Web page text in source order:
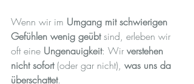
Wenn wir im Umgang mit schwierigen
Gefühlen wenig geübt sind, erleben wir
oft eine Ungenauigkeit: Wir verstehen
nicht sofort (oder gar nicht), was uns da
überschattet.